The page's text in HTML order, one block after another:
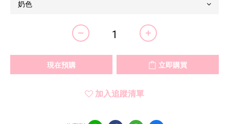
現在預購 立即購買
加入追蹤清單